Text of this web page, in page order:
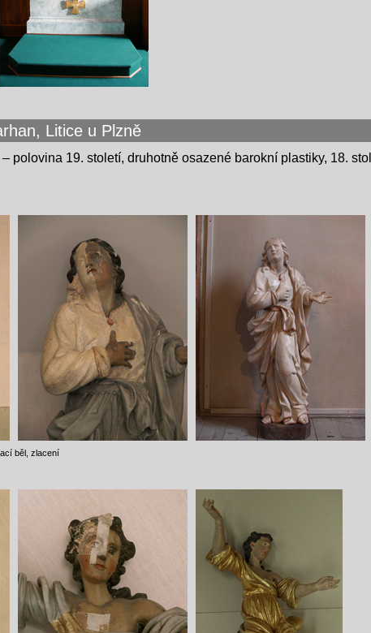
Litice u Plzně
polovina 19. století, druhotně osazené barokní plastiky, 18.
běl, zlacení